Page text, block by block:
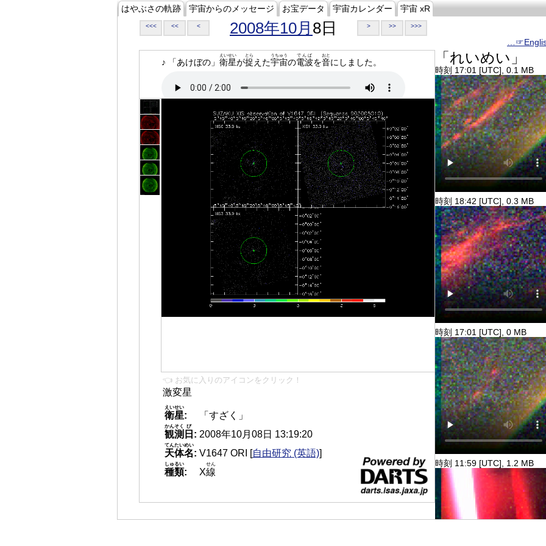
はやぶさの軌跡 宇宙からのメッセージ お宝データ 宇宙カレンダー 宇宙 xR
<<< << < 2008年10月 8日 > >> >>>
♪ 「あけぼの」 衛星
えいせい
が捉
とら
えた宇宙
うちゅう
の電波
でんぱ
を音
おと
にしました。
👈 お気に入りのアイコンをクリック！
激変星
衛星
えいせい
:
「すざく」
観測
かんそく
日
び
: 2008年10月08日 13:19:20
天体名
てんたいめい
: V1647 ORI [自由研究 (英語)]
種類
しゅるい
: X線
せん
「れいめい」
時刻 17:01 [UTC], 0.1 MB
時刻 18:42 [UTC], 0.3 MB
時刻 17:01 [UTC], 0 MB
時刻 11:59 [UTC], 1.2 MB